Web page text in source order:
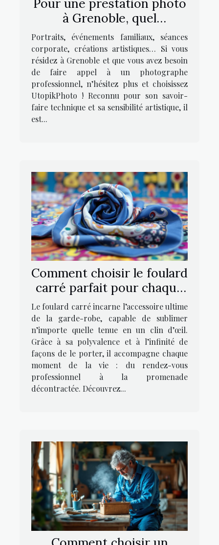
Pour une prestation photo
à Grenoble, quel
photographe contacter ?
Portraits, événements familiaux, séances
corporate, créations artistiques… Si vous
résidez à Grenoble et que vous avez besoin
de faire appel à un photographe
professionnel, n’hésitez plus et choisissez
UtopikPhoto ! Reconnu pour son savoir-
faire technique et sa sensibilité artistique, il
est...
Comment choisir le foulard
carré parfait pour chaque
occasion ?
Le foulard carré incarne l’accessoire ultime
de la garde-robe, capable de sublimer
n’importe quelle tenue en un clin d’œil.
Grâce à sa polyvalence et à l’infinité de
façons de le porter, il accompagne chaque
moment de la vie : du rendez-vous
professionnel à la promenade
décontractée. Découvrez...